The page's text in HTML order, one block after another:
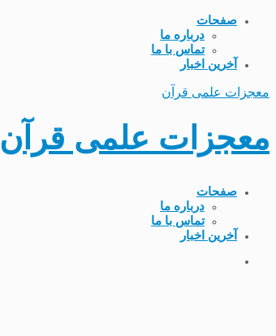
صفحات
درباره ما
تماس با ما
آخرین اخبار
معجزات علمی قرآن
معجزات علمی قرآن
صفحات
درباره ما
تماس با ما
آخرین اخبار